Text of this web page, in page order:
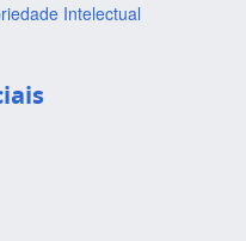
Intelectual